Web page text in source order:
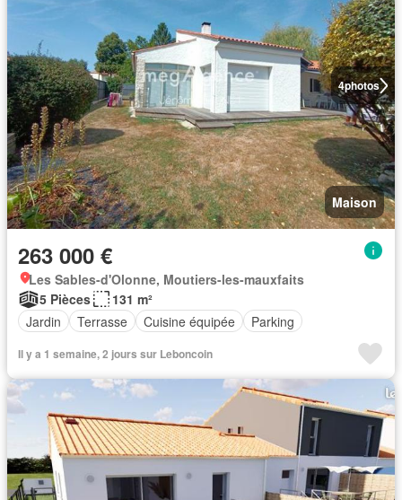
4photos
Maison
263 000 €
Les Sables-d'Olonne, Moutiers-les-mauxfaits
5 Pièces
131 m²
Jardin
Terrasse Cuisine équipée Parking
Il y a 1 semaine, 2 jours sur Leboncoin